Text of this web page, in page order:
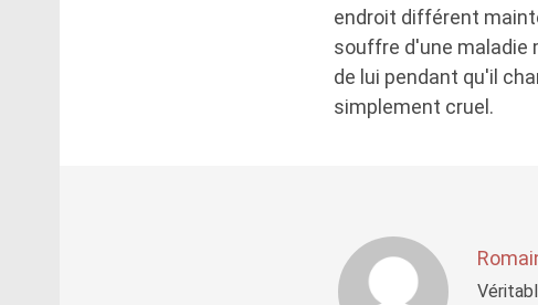
endroit différent
souffre d'une maladie
de lui pendant qu'il
simplement cruel.